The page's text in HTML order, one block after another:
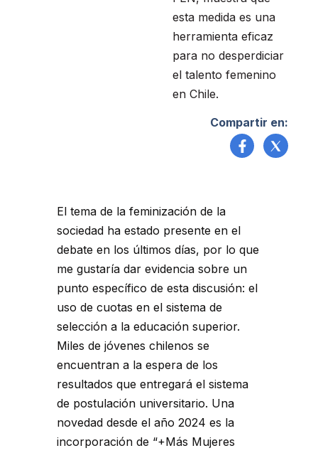
esta medida es una
herramienta eficaz
para no desperdiciar
el talento femenino
en Chile.
Compartir en:
El tema de la feminización de la
sociedad ha estado presente en el
debate en los últimos días, por lo que
me gustaría dar evidencia sobre un
punto específico de esta discusión: el
uso de cuotas en el sistema de
selección a la educación superior.
Miles de jóvenes chilenos se
encuentran a la espera de los
resultados que entregará el sistema
de postulación universitario. Una
novedad desde el año 2024 es la
incorporación de “+Más Mujeres